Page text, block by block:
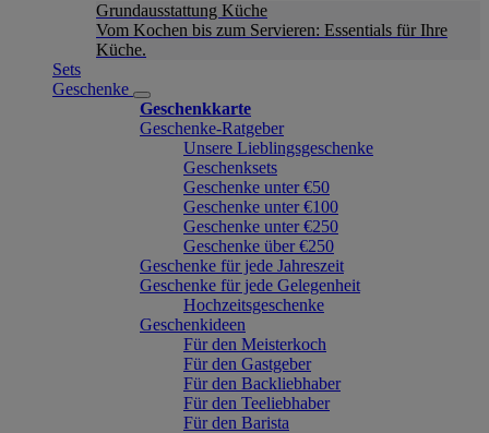
Grundausstattung Küche
Vom Kochen bis zum Servieren: Essentials für Ihre
Küche.
Sets
Geschenke
Geschenkkarte
Geschenke-Ratgeber
Unsere Lieblingsgeschenke
Geschenksets
Geschenke unter €50
Geschenke unter €100
Geschenke unter €250
Geschenke über €250
Geschenke für jede Jahreszeit
Geschenke für jede Gelegenheit
Hochzeitsgeschenke
Geschenkideen
Für den Meisterkoch
Für den Gastgeber
Für den Backliebhaber
Für den Teeliebhaber
Für den Barista